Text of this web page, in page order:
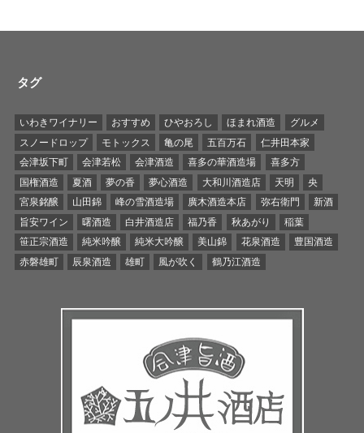
タグ
いわきワイナリー おすすめ ひやおろし ほまれ酒造
グルメ
スノードロップ
モトックス 亀の尾 五百万石
仁井田本家
会津坂下町
会津若松 会津酒造 喜多の華酒造場
喜多方
国権酒造
夏酒 夢の香 夢心酒造 大和川酒造店 天明
央
宮泉銘醸
山田錦 峰の雪酒造場 廣木酒造本店 弥右衛門
新酒
旨安ワイン
曙酒造 白井酒造店 福乃香 秋あがり
稲葉
笹正宗酒造
純米吟醸 純米大吟醸 美山錦 花泉酒造
豊国酒造
赤磐雄町
辰泉酒造 雄町 風が吹く 鶴乃江酒造